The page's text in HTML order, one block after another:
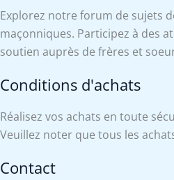
Explorez notre forum de sujets
maçonniques. Participez à des
soutien auprès de frères et
Conditions d'achats
Réalisez vos achats en toute
Veuillez noter que tous les
Contact